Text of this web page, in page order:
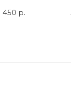
450 р.